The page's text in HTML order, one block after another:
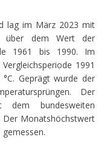
lag im März 2023 mit
über dem Wert der
1961 bis 1990. Im
1991
Geprägt wurde der
Der
bundesweiten
Der Monatshöchstwert